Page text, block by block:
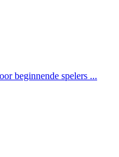
beginnende spelers ...